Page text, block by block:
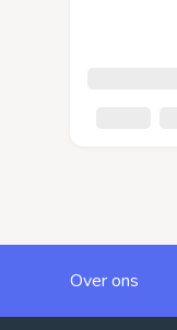
Over ons